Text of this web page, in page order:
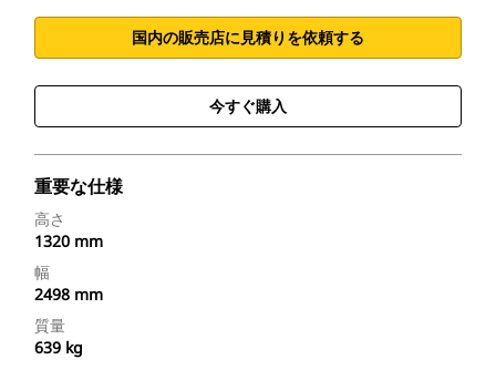
国内の販売店に見積りを依頼する
今すぐ購入
重要な仕様
高さ
1320 mm
幅
2498 mm
質量
639 kg